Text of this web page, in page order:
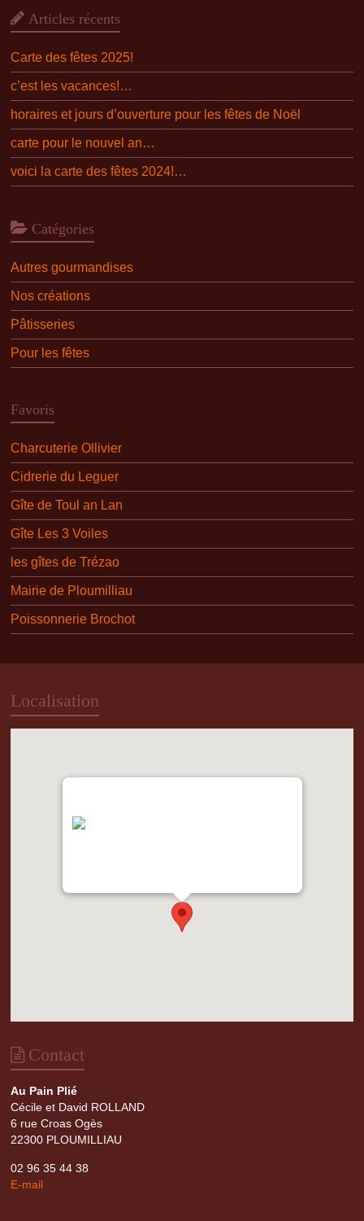
Articles récents
Carte des fêtes 2025!
c’est les vacances!…
horaires et jours d’ouverture pour les fêtes de Noël
carte pour le nouvel an…
voici la carte des fêtes 2024!…
Catégories
Autres gourmandises
Nos créations
Pâtisseries
Pour les fêtes
Favoris
Charcuterie Ollivier
Cidrerie du Leguer
Gîte de Toul an Lan
Gîte Les 3 Voiles
les gîtes de Trézao
Mairie de Ploumilliau
Poissonnerie Brochot
Localisation
"var d=document,
Contact
Au Pain Plié
Cécile et David ROLLAND
6 rue Croas Ogès
22300 PLOUMILLIAU
02 96 35 44 38
E-mail